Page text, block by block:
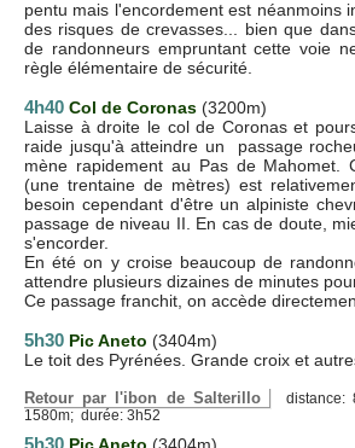
pentu mais l'encordement est néanmoins
des risques de crevasses... bien que
de randonneurs empruntant cette voie
règle élémentaire de sécurité.
4h40 Col de Coronas (3200m)
Laisse à droite le col de Coronas et
raide jusqu'à atteindre un passage
mène rapidement au Pas de Mahomet.
(une trentaine de mètres) est
besoin cependant d'être un alpiniste
passage de niveau II. En cas de doute,
s'encorder.
En été on y croise beaucoup de
attendre plusieurs dizaines de minutes
Ce passage franchit, on accède
5h30 Pic Aneto (3404m)
Le toit des Pyrénées. Grande croix et
Retour par l'ibon de Salterillo
distance:
1580m; durée: 3h52
5h30 Pic Aneto (3404m)